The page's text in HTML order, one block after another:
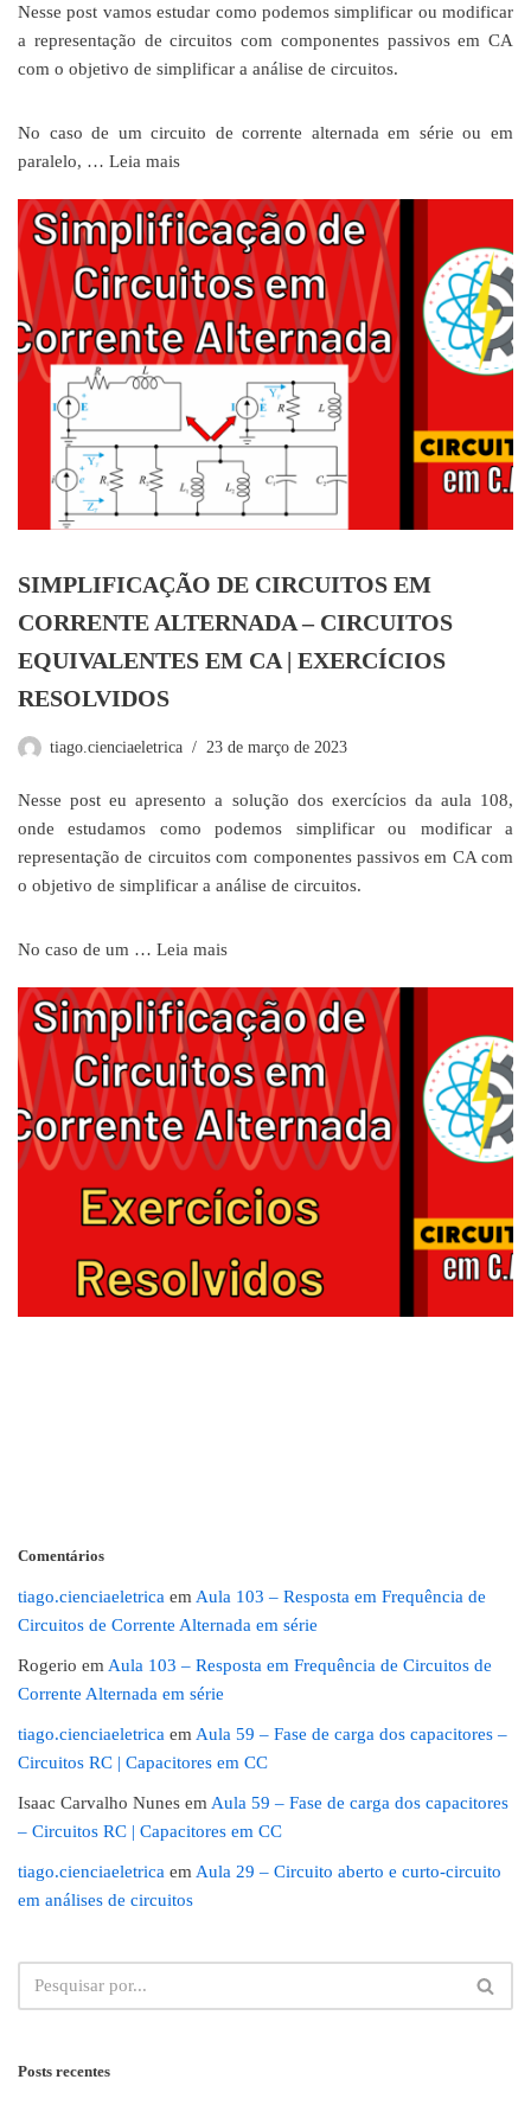
Nesse post vamos estudar como podemos simplificar ou modificar
a representação de circuitos com componentes passivos em CA
com o objetivo de simplificar a análise de circuitos.
No caso de um circuito de corrente alternada em série ou em
paralelo, … Leia mais
SIMPLIFICAÇÃO DE CIRCUITOS EM
CORRENTE ALTERNADA – CIRCUITOS
EQUIVALENTES EM CA | EXERCÍCIOS
RESOLVIDOS
tiago.cienciaeletrica 23 de março de 2023
Nesse post eu apresento a solução dos exercícios da aula 108,
onde estudamos como podemos simplificar ou modificar a
representação de circuitos com componentes passivos em CA com
o objetivo de simplificar a análise de circuitos.
No caso de um … Leia mais
Comentários
tiago.cienciaeletrica emAula 103 – Resposta em Frequência de
Circuitos de Corrente Alternada em série
Rogerio emAula 103 – Resposta em Frequência de Circuitos de
Corrente Alternada em série
tiago.cienciaeletrica emAula 59 – Fase de carga dos capacitores –
Circuitos RC | Capacitores em CC
Isaac Carvalho Nunes emAula 59 – Fase de carga dos capacitores
– Circuitos RC | Capacitores em CC
tiago.cienciaeletrica emAula 29 – Circuito aberto e curto-circuito
em análises de circuitos
Posts recentes